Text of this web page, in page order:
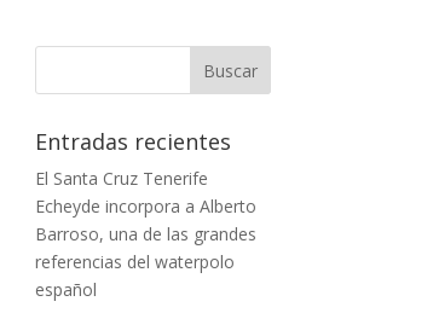
Entradas recientes
El Santa Cruz Tenerife
Echeyde incorpora a Alberto
Barroso, una de las grandes
referencias del waterpolo
español